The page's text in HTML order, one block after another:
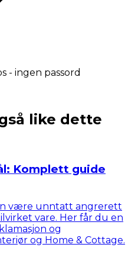
- ingen passord
like dette
Komplett guide
være unntatt angrerett
vare. Her får du en
og
og Home & Cottage.